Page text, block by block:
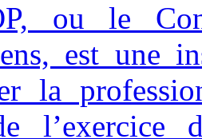
ou le
est une
la
l’exercice